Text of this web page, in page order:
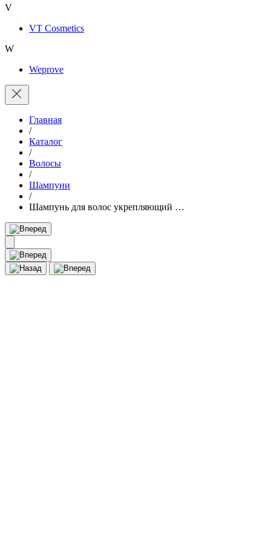
V
VT Cosmetics
W
Weprove
Главная
/
Каталог
/
Волосы
/
Шампуни
/
Шампунь для волос укрепляющий …